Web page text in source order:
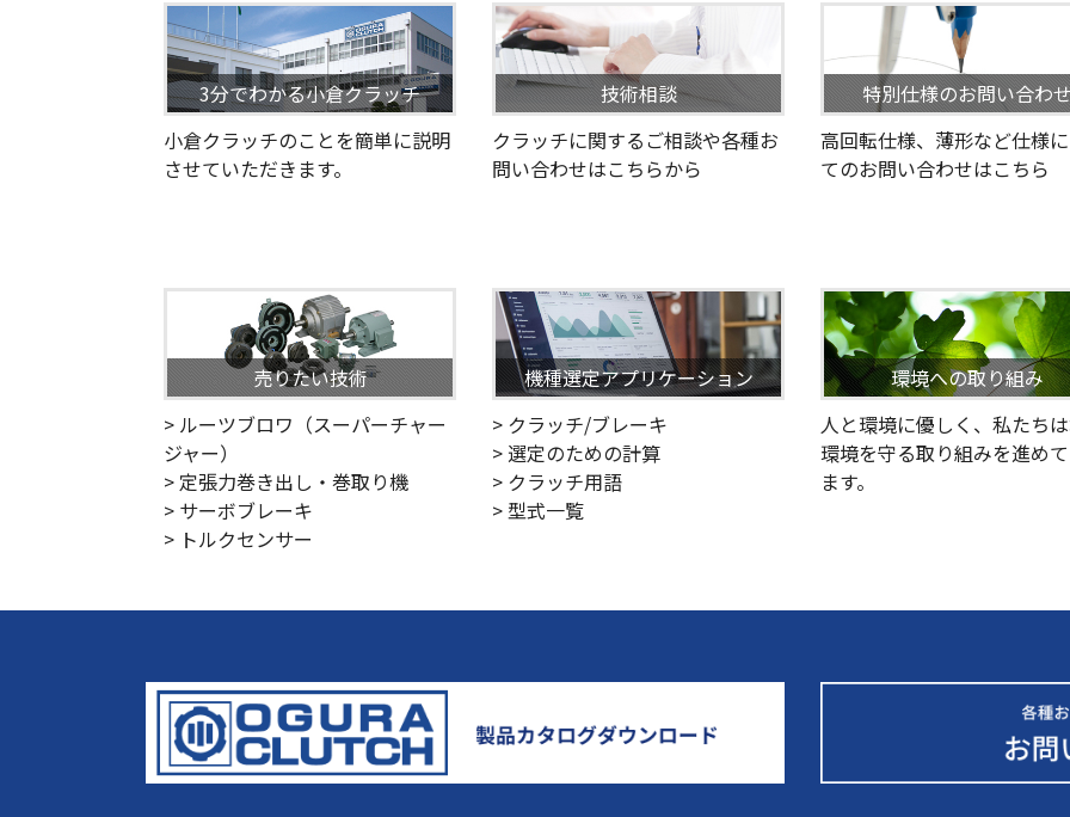
3分でわかる小倉クラッチ
小倉クラッチのことを簡単に説明
させていただきます。
技術相談
クラッチに関するご相談や各種お
問い合わせはこちらから
特別仕様のお問い合わ
高回転仕様、薄形など仕様
てのお問い合わせはこちら
売りたい技術
> ルーツブロワ（スーパーチャー
ジャー）
> 定張力巻き出し・巻取り機
> サーボブレーキ
> トルクセンサー
機種選定アプリケーション
> クラッチ/ブレーキ
> 選定のための計算
> クラッチ用語
> 型式一覧
環境への取り組み
人と環境に優しく、私たち
環境を守る取り組みを進め
ます。